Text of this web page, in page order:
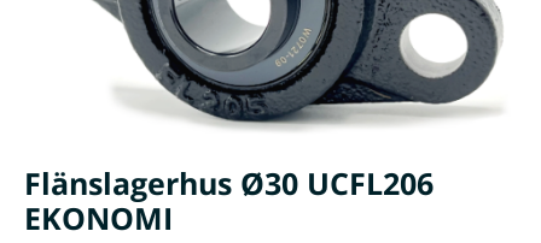
Flänslagerhus Ø30 UCFL206
EKONOMI